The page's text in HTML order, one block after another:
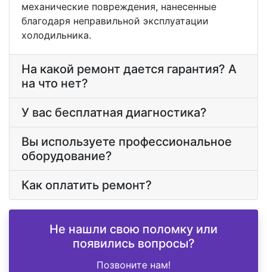
механические повреждения, нанесенные
благодаря неправильной эксплуатации
холодильника.
На какой ремонт дается гарантия? А
на что нет?
У вас бесплатная диагностика?
Вы используете профессиональное
оборудование?
Как оплатить ремонт?
Не нашли свою поломку или
появились вопросы?
Позвоните нам!